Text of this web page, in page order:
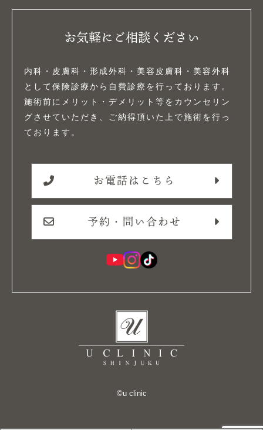
お気軽にご相談ください
内科・皮膚科・形成外科・美容皮膚科・美容外科
として保険診療から自費診療を行っております。
施術前にメリット・デメリット等をカウンセリン
グさせていただき、ご納得頂いた上で施術を行っ
ております。
お電話はこちら
予約・問い合わせ
©︎u clinic